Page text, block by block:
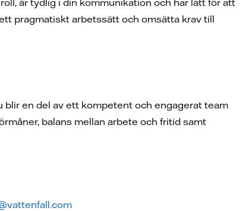
är tydlig i din kommunikation och har lätt för att
pragmatiskt arbetssätt och omsätta krav till
blir en del av ett kompetent och engagerat team
balans mellan arbete och fritid samt